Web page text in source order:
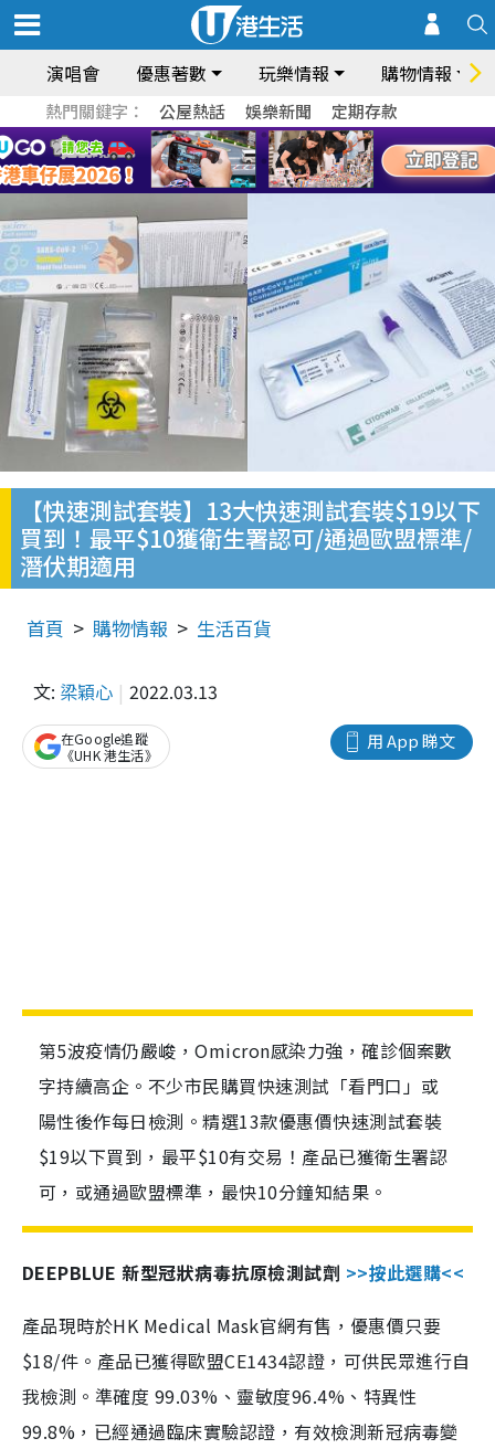
演唱會 優惠著數 玩樂情報 購物情報
熱門關鍵字： 公屋熱話 娛樂新聞 定期存款
【快速測試套裝】13大快速測試套裝$19以下
買到！最平$10獲衛生署認可/通過歐盟標準/
潛伏期適用
首頁 購物情報 生活百貨
文: 梁穎心 2022.03.13
用 App 睇文
在Google追蹤
《UHK 港生活》
第5波疫情仍嚴峻，Omicron感染力強，確診個案數
字持續高企。不少市民購買快速測試「看門口」或
陽性後作每日檢測。精選13款優惠價快速測試套裝
$19以下買到，最平$10有交易！產品已獲衛生署認
可，或通過歐盟標準，最快10分鐘知結果。
DEEPBLUE 新型冠狀病毒抗原檢測試劑 >>按此選購<<
產品現時於HK Medical Mask官網有售，優惠價只要
$18/件。產品已獲得歐盟CE1434認證，可供民眾進行自
我檢測。準確度 99.03%、靈敏度96.4%、特異性
99.8%，已經通過臨床實驗認證，有效檢測新冠病毒變